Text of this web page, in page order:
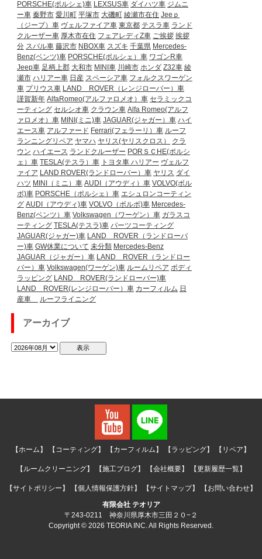
PORSCHE(ポルシェ)車 LEXSUS車 ダイハツ車 ジムニ
ー車 秦野市 愛川町 平塚市 大磯町 綾瀬市在住 Jeeｐ
（ジープ）車 ヴェルファイア車 東京都 テスラ車 ランド
クルーザー車 厚木市在住 フェアレディZ車 ご挨拶 挨拶
分 スバル車 藤沢市 NBOX車 スズキ 千葉県 Mercedes-
Benz(ベンツ)車 PORSCHE(ポルシェ）車 ワゴンR車
Jeep車 足柄上郡 大和市 MINI車 川崎市 ホンダ Z32車 綾
瀬市 ハリアー車 日産 スペーシア車 フォルクスワーゲン
車 プリウス車 LAND ROVER（レンジローバー）車
謹賀新年 AlfaRomeo(アルファロメオ）車 セラミックコ
ーティング セルシオ車 クラウン車 Alfa Romeo(アルフ
ァロメオ）車 MINI(ミニ)車 JAGUAR(ジャガー）車 ハイ
エース車 アルファード Ferrari(フェラーリ）車 ルーフ
ランニングリペア ヤマハ ヤリス(ヤリスクロス）
クラ
ウン ハイエース ランドクルーザー PORＳＣHE(ポルシ
ェ）車 TESLA(テスラ）車 トヨタ車 ハリアー ヴェルフ
ァイア LAND ROVER(ランドローバー）車 ヤリス ダイ
ハツ MINI（ミニ）車 AUDI（アウディ）車 VOLVO(ボル
ボ)車 PORSCHE（ポルシェ）車 エシュロンコーティン
グ AUDI（アウディ)車 VOLVO（ボルボ)車 Mercedes-
Benz(ベンツ）車 Volkswagen（ワーゲン）車 ガラスコ
ーティング TESLA(テスラ)車 パーツコーティング
JAGUAR(ジャガー)車 LAND ROVER（ランドローバ
ー)車 GW休業について 未分類 Mercedes-Benz
JAGUAR（ジャガー）車 LAND ROVER（ランドロー
バー）車 Volkswagen(ワーゲン)車 ルームリペア ボディ
ラッピング LAND ROVER(ランドローバー)車
LAND ROVER(レンジローバー）車 カーフィルム 日
産車
ルーフライニング
アーカイブ
【ホーム】 【コーティング】 【カーフィルム】 【ラッピング】 【リペア】
【ルームクリーニング】 【施工ブログ】 【会社概要】 【更新履歴一覧】
【サイトポリシー】 【個人情報保護方針】 【サイトマップ】
【お問い合わせ】
有限会社 テオリア
〒243-0211 神奈川県厚木市三田２０−２
Copyright © 2026 TEORIA INC. All Rights Reserved.